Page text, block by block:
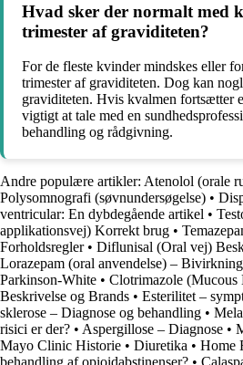
Hvad sker der normalt med
trimester af graviditeten?
For de fleste kvinder mindskes eller
trimester af graviditeten. Dog kan
graviditeten. Hvis kvalmen fortsætter
vigtigt at tale med en
behandling og rådgivning.
Andre populære artikler: Atenolol (orale
Polysomnografi (søvnundersøgelse) •
ventricular: En dybdegående artikel •
applikationsvej) Korrekt brug •
Forholdsregler• Diflunisal (Oral vej)
Lorazepam (oral anvendelse) –
Parkinson-White • Clotrimazole (Mucous
Beskrivelse og Brands • Esterilitet –
sklerose – Diagnose og behandling •
risici er der? • Aspergillose – Diagnose •
Mayo Clinic Historie • Diuretika • Home